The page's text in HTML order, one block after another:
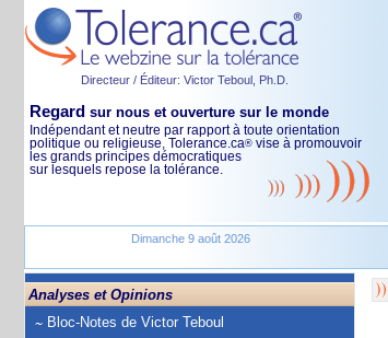
Directeur / Éditeur: Victor Teboul, Ph.D.
Regard sur nous et ouverture sur le monde
Indépendant et neutre par rapport à toute orientation
politique ou religieuse, Tolerance.ca® vise à promouvoir
les grands principes démocratiques
sur lesquels repose la tolérance.
Dimanche 9 août 2026
Analyses et Opinions
Bloc-Notes de Victor Teboul